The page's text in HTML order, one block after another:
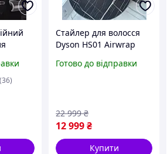
фен
(36)
Стайлер для волосся
Dyson HS01 Airwrap
багатофункціональний
Готово до відправки
12 999₴
22 999 ₴
Купити